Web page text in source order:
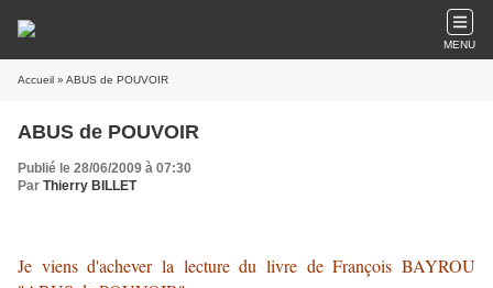
MENU
Accueil » ABUS de POUVOIR
ABUS de POUVOIR
Publié le 28/06/2009 à 07:30
Par Thierry BILLET
Je viens d'achever la lecture du livre de François BAYROU